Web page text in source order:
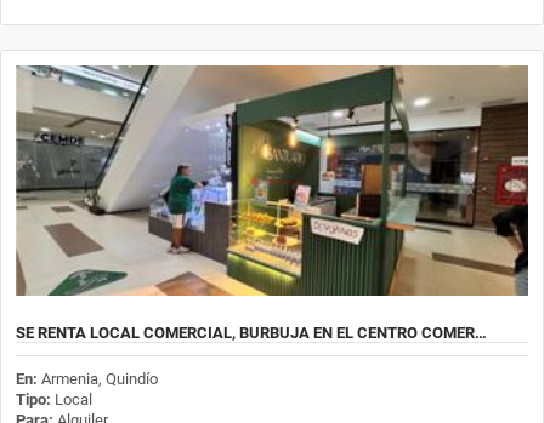
SE RENTA LOCAL COMERCIAL, BURBUJA EN EL CENTRO COMER…
En: Armenia, Quindío
Tipo: Local